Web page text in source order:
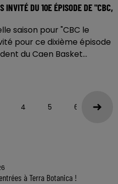
INVITÉ DU 10E ÉPISODE DE "CBC,
saison pour "CBC le
pour ce dixième épisode
du Caen Basket...
4 5 6
à Terra Botanica !